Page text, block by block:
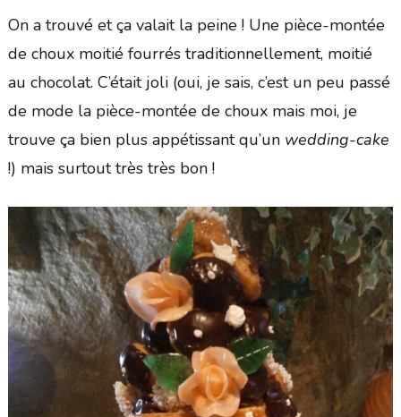
On a trouvé et ça valait la peine ! Une pièce-montée
de choux moitié fourrés traditionnellement, moitié
au chocolat. C’était joli (oui, je sais, c’est un peu passé
de mode la pièce-montée de choux mais moi, je
trouve ça bien plus appétissant qu’un wedding-cake
!) mais surtout très très bon !